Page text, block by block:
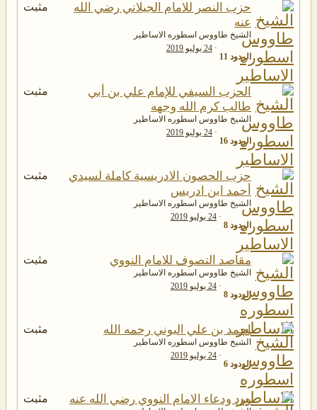
مثبت
حزب النصر للامام الجيلاني رضي الله
عنه
الشيخ طاووس اسطوره الاساطير
الردود 11
24 يوليو 2019
مثبت
الحزب السيفي للإمام علي بن أبي
طالب كرم الله وجهه
الشيخ طاووس اسطوره الاساطير
الردود 16
24 يوليو 2019
مثبت
حزب الحصون الادريسية كاملة لسيدي
أحمد ابن ادريس
الشيخ طاووس اسطوره الاساطير
الردود 8
24 يوليو 2019
مثبت مقاصد التصوف للامام النووي
الشيخ طاووس اسطوره الاساطير
الردود 8
24 يوليو 2019
مثبت احمد بن علي البوني رحمه الله
الشيخ طاووس اسطوره الاساطير
الردود 6
24 يوليو 2019
مثبت ورد ودعاء الامام النووي رضي الله عنه